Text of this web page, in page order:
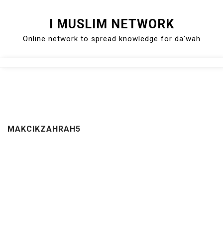
content
I MUSLIM NETWORK
Online network to spread knowledge for da'wah
MAKCIKZAHRAH5